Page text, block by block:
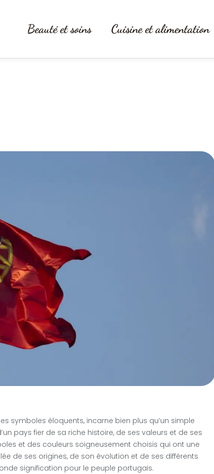
Beauté et soins Cuisine et alimentation
symboles éloquents, incarne bien plus qu’un simple
pays fier de sa riche histoire, de ses valeurs et de ses
et des couleurs soigneusement choisis qui ont une
de ses origines, de son évolution et de ses différents
signification pour le peuple portugais.